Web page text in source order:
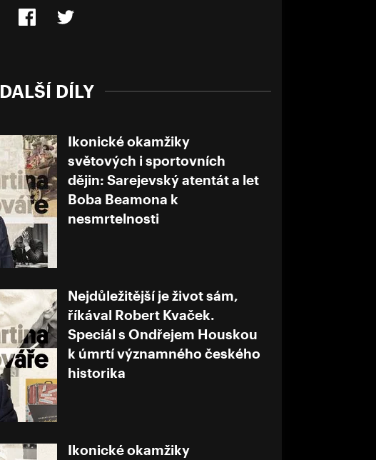
DALŠÍ DÍLY
Ikonické okamžiky
světových i sportovních
dějin: Sarejevský atentát a let
Boba Beamona k
nesmrtelnosti
Nejdůležitější je život sám,
říkával Robert Kvaček.
Speciál s Ondřejem Houskou
k úmrtí významného českého
historika
Ikonické okamžiky